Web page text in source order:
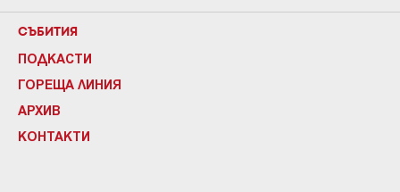
СЪБИТИЯ
ПОДКАСТИ
ГОРЕЩА ЛИНИЯ
АРХИВ
КОНТАКТИ